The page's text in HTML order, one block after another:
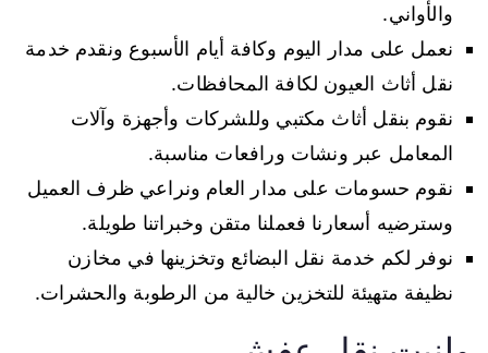
والأواني.
نعمل على مدار اليوم وكافة أيام الأسبوع ونقدم خدمة
نقل أثاث العيون لكافة المحافظات.
نقوم بنقل أثاث مكتبي وللشركات وأجهزة وآلات
المعامل عبر ونشات ورافعات مناسبة.
نقوم حسومات على مدار العام ونراعي ظرف العميل
وسترضيه أسعارنا فعملنا متقن وخبراتنا طويلة.
نوفر لكم خدمة نقل البضائع وتخزينها في مخازن
نظيفة متهيئة للتخزين خالية من الرطوبة والحشرات.